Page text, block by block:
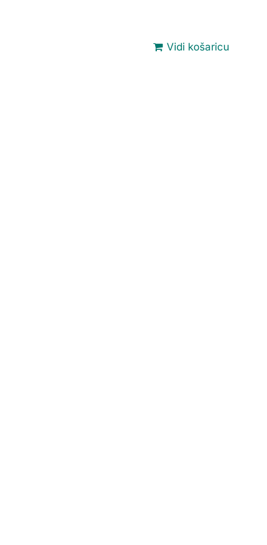
Vidi košaricu